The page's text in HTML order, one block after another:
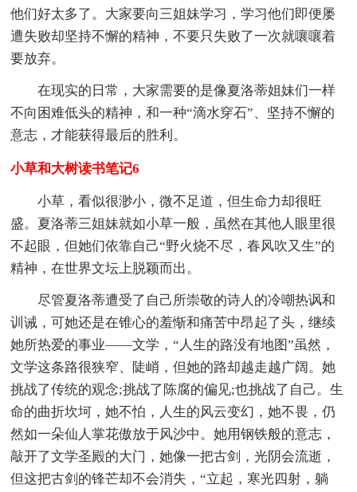
他们好太多了。大家要向三姐妹学习，学习他们即便屡
遭失败却坚持不懈的精神，不要只失败了一次就嚷嚷着
要放弃。
在现实的日常，大家需要的是像夏洛蒂姐妹们一样
不向困难低头的精神，和一种“滴水穿石”、坚持不懈的
意志，才能获得最后的胜利。
小草和大树读书笔记6
小草，看似很渺小，微不足道，但生命力却很旺
盛。夏洛蒂三姐妹就如小草一般，虽然在其他人眼里很
不起眼，但她们依靠自己“野火烧不尽，春风吹又生”的
精神，在世界文坛上脱颖而出。
尽管夏洛蒂遭受了自己所崇敬的诗人的冷嘲热讽和
训诫，可她还是在锥心的羞惭和痛苦中昂起了头，继续
她所热爱的事业——文学，“人生的路没有地图”虽然，
文学这条路很狭窄、陡峭，但她的路却越走越广阔。她
挑战了传统的观念;挑战了陈腐的偏见;也挑战了自己。生
命的曲折坎坷，她不怕，人生的风云变幻，她不畏，仍
然如一朵仙人掌花傲放于风沙中。她用钢铁般的意志，
敲开了文学圣殿的大门，她像一把古剑，光阴会流逝，
但这把古剑的锋芒却不会消失，“立起，寒光四射，躺